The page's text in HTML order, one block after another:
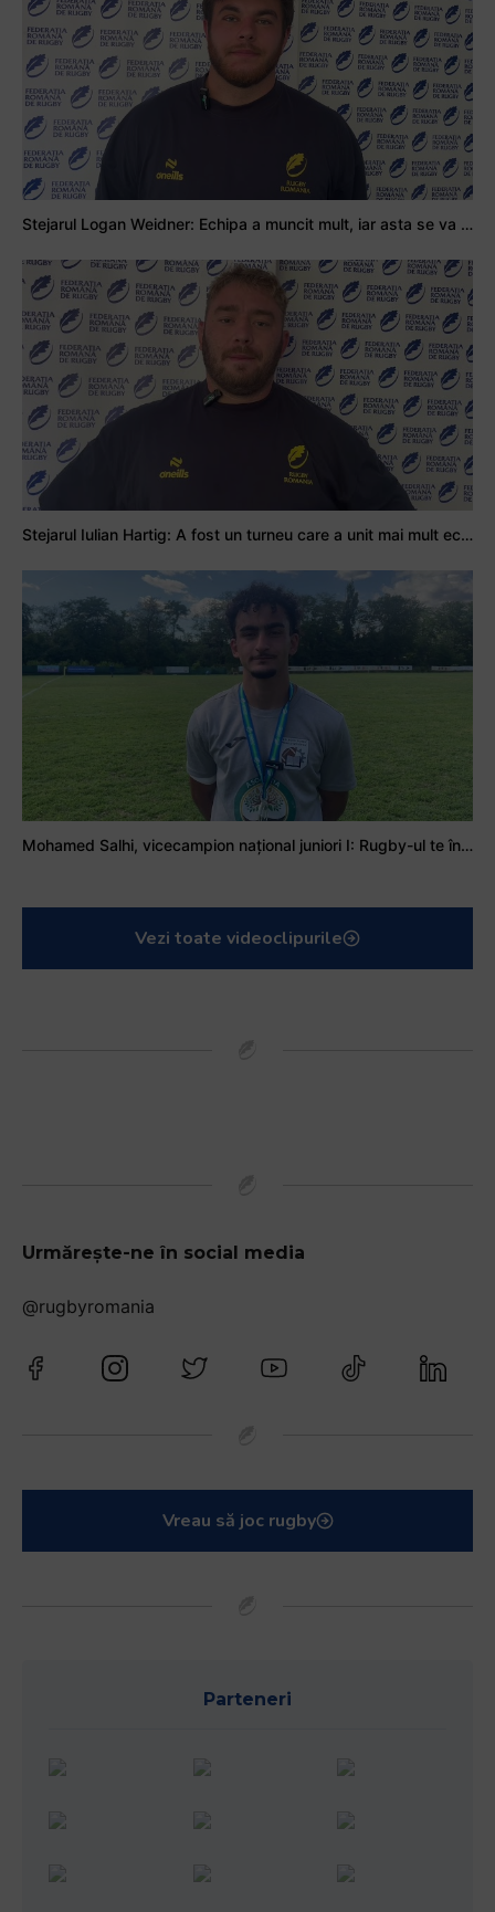
Stejarul Logan Weidner: Echipa a muncit mult, iar asta se va vedea în meciurile de la Nations Cup
Stejarul Iulian Hartig: A fost un turneu care a unit mai mult echipa
Mohamed Salhi, vicecampion național juniori I: Rugby-ul te învață să accepți și înfrângerile
Vezi toate videoclipurile
Urmărește-ne în social media
@rugbyromania
Vreau să joc rugby
Parteneri